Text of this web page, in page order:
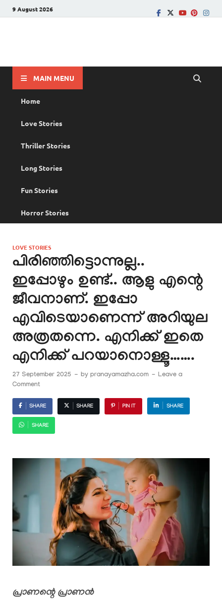
9 August 2026
MAIN MENU
Home
Love Stories
Thriller Stories
Long Stories
Fun Stories
Horror Stories
LOVE STORIES
പിരിഞ്ഞിട്ടൊന്നുല്ല..
ഇപ്പോഴും ഉണ്ട്.. ആളു എന്റെ
ജീവനാണ്. ഇപ്പോ
എവിടെയാണെന്ന് അറിയുല
അത്രതന്നെ. എനിക്ക് ഇതെ
എനിക്ക് പറയാനൊള്ളൂ…….
27 September 2025 - by pranayamazha.com - Leave a
Comment
SHARE SHARE PIN IT SHARE
SHARE
പ്രാണന്റെ പ്രാണൻ